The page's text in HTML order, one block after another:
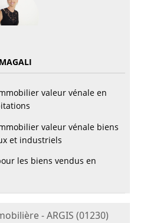
valeur vénale en
valeur vénale biens
et industriels
les biens vendus en
- ARGIS (01230)